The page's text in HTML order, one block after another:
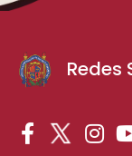
Redes